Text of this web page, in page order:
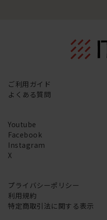
ご利用ガイド
よくある質問
Youtube
Facebook
Instagram
X
プライバシーポリシー
利用規約
特定商取引法に関する表示